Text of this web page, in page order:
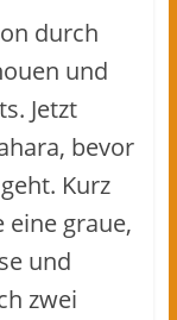
durch
und
Jetzt
bevor
Kurz
eine graue,
und
zwei